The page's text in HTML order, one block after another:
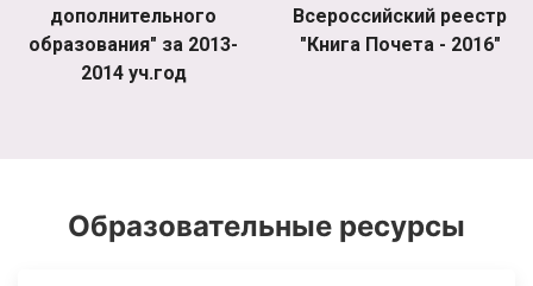
дополнительного
образования" за 2013-
2014 уч.год
Всероссийский реестр
"Книга Почета - 2016"
Образовательные ресурсы